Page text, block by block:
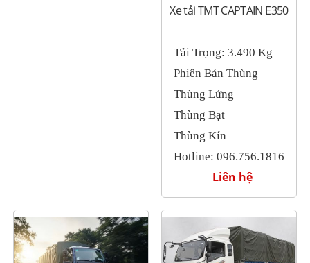
Xe tải TMT CAPTAIN E350
Tải Trọng: 3.490 Kg
Phiên Bản Thùng
Thùng Lửng
Thùng Bạt
Thùng Kín
Hotline: 096.756.1816
Liên hệ